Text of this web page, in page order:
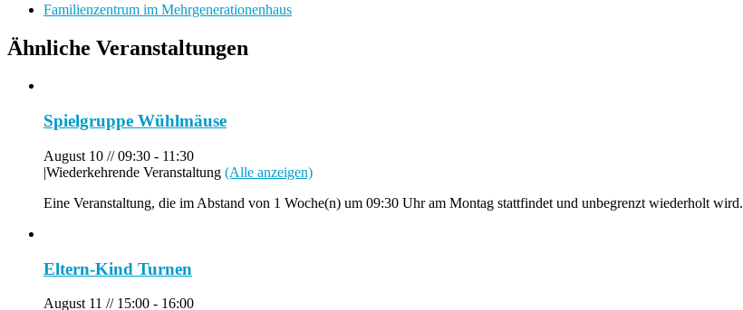
Familienzentrum im Mehrgenerationenhaus
Ähnliche Veranstaltungen
Spielgruppe Wühlmäuse
August 10 // 09:30 - 11:30
|Wiederkehrende Veranstaltung (Alle anzeigen)
Eine Veranstaltung, die im Abstand von 1 Woche(n) um 09:30 Uhr am Montag stattfindet und unbegrenzt wiederholt wird.
Eltern-Kind Turnen
August 11 // 15:00 - 16:00